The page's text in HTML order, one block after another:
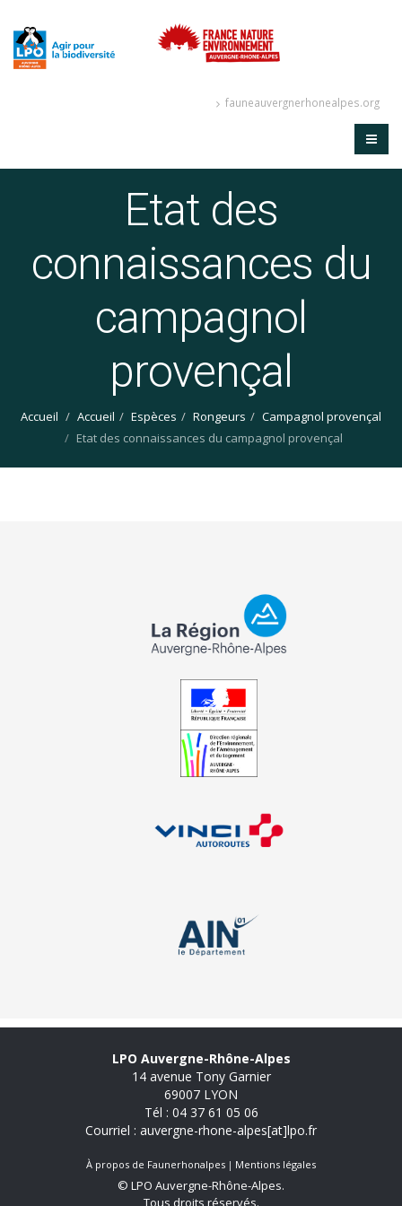
fauneauvergnerhonealpes.org
Etat des
connaissances du
campagnol
provençal
Accueil Accueil Espèces Rongeurs
Campagnol provençal
Etat des connaissances du campagnol provençal
LPO Auvergne-Rhône-Alpes
14 avenue Tony Garnier
69007 LYON
Tél : 04 37 61 05 06
Courriel : auvergne-rhone-alpes[at]lpo.fr
À propos de Faunerhonalpes Mentions légales
© LPO Auvergne-Rhône-Alpes.
Tous droits réservés.